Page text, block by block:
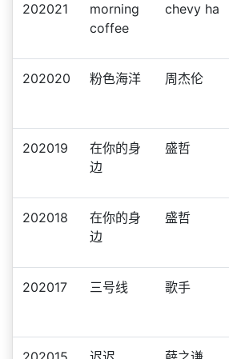
202021
morning
coffee
chevy ha
202020 粉色海洋 周杰伦
202019
在你的身
边
盛哲
202018
在你的身
边
盛哲
202017 三号线 歌手